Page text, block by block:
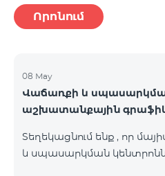
Որոնում
08 May
Վաճառքի և
աշխատանքային գրաֆիկ
Տեղեկացնում ենք , որ
և սպասարկման